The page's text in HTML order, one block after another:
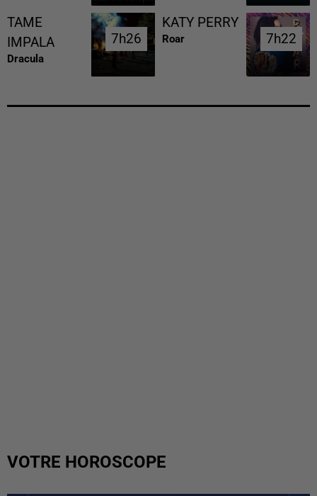
TAME
IMPALA
Dracula
7h26
7h26
KATY PERRY
Roar 7h22
7h22
VOTRE HOROSCOPE